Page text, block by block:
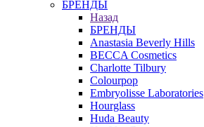
БРЕНДЫ
Назад
БРЕНДЫ
Anastasia Beverly Hills
BECCA Cosmetics
Charlotte Tilbury
Colourpop
Embryolisse Laboratories
Hourglass
Huda Beauty